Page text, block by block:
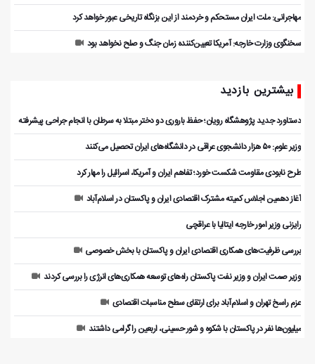
مهاجرانی: ملت ایران مستحکم و خردمند از این بزنگاه تاریخی عبور خواهد کرد
سخنگوی وزارت خارجه: آمریکا تعیین‌کننده زمان جنگ و صلح نخواهد بود
بیشترین بازدید
دستاورد جدید پژوهشگاه رویان؛ حفظ باروری دو دختر مبتلا به سرطان با انجام جراحی پیشرفته
وزیر علوم: ۵۰ هزار دانشجوی عراقی در دانشگاه‌های ایران تحصیل می‌کنند
طرح نابودی مقاومت شکست خورد؛ تفاهم ایران و آمریکا، اسرائیل را مهار کرد
آغاز دهمین اجلاس کمیته مشترک اقتصادی ایران و پاکستان در اسلام‌آباد
رایزنی وزیر امور خارجه ایتالیا با عراقچی
بررسی ظرفیت‌های همکاری اقتصادی ایران و پاکستان با بخش خصوصی
وزیر صمت ایران و وزیر نفت پاکستان راه‌های توسعه همکاری‌های انرژی را بررسی کردند
عزم راسخ تهران و اسلام‌آباد برای ارتقای سطح مناسبات اقتصادی
میلیون‌ها نفر در پاکستان با شکوه و شور حسینی، اربعین را گرامی داشتند